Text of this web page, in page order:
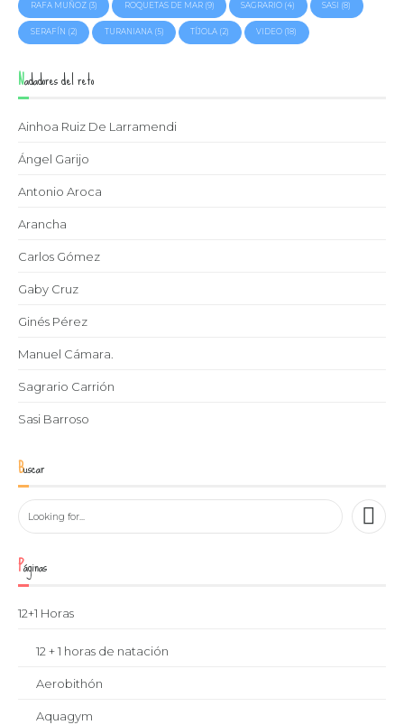
RAFA MUÑOZ(3) ROQUETAS DE MAR(9) SAGRARIO (4) SASI (8)
SERAFÍN (2) TURANIANA(5) TÍJOLA (2) VIDEO (18)
Nadadores del reto
Ainhoa Ruiz De Larramendi
Ángel Garijo
Antonio Aroca
Arancha
Carlos Gómez
Gaby Cruz
Ginés Pérez
Manuel Cámara.
Sagrario Carrión
Sasi Barroso
Buscar
Páginas
12+1 Horas
12 + 1 horas de natación
Aerobithón
Aquagym